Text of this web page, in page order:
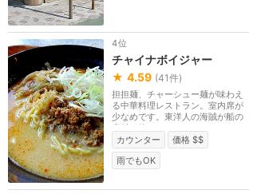
4位
チャイナボイジャー
★ 4.59 (41件)
担担麺、チャーシュー麺が味わえ
る中華料理レストラン。室内席が
少なめです。東洋人の海賊が船の
廃材を使ってつく...
カウンター
価格 $$
雨でもOK